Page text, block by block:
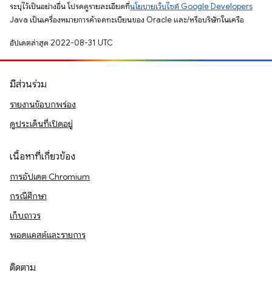
ระบุไว้เป็นอย่างอื่น โปรดดูรายละเอียดที่นโยบายเว็บไซต์ Google Developers
Java เป็นเครื่องหมายการค้าจดทะเบียนของ Oracle และ/หรือบริษัทในเครือ
อัปเดตล่าสุด 2022-08-31 UTC
มีส่วนร่วม
รายงานข้อบกพร่อง
ดูประเด็นที่เปิดอยู่
เนื้อหาที่เกี่ยวข้อง
การอัปเดต Chromium
กรณีศึกษา
เก็บถาวร
พอดแคสต์และรายการ
ติดตาม